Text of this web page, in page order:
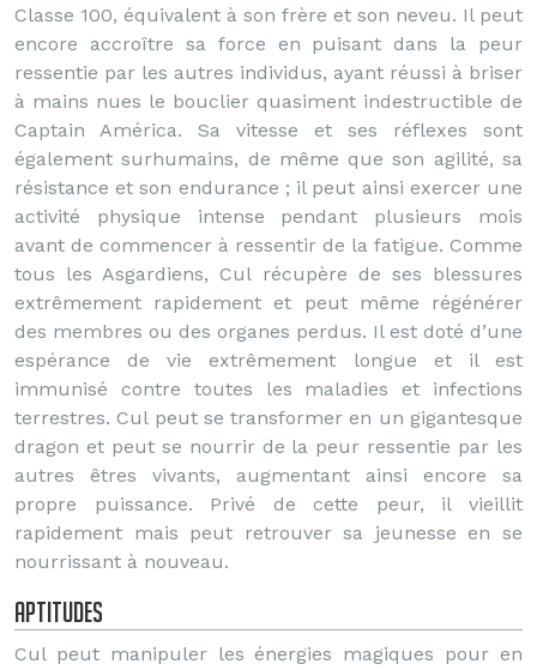
Classe 100, équivalent à son frère et son neveu. Il peut
encore accroître sa force en puisant dans la peur
ressentie par les autres individus, ayant réussi à briser
à mains nues le bouclier quasiment indestructible de
Captain América. Sa vitesse et ses réflexes sont
également surhumains, de même que son agilité, sa
résistance et son endurance ; il peut ainsi exercer une
activité physique intense pendant plusieurs mois
avant de commencer à ressentir de la fatigue. Comme
tous les Asgardiens, Cul récupère de ses blessures
extrêmement rapidement et peut même régénérer
des membres ou des organes perdus. Il est doté d’une
espérance de vie extrêmement longue et il est
immunisé contre toutes les maladies et infections
terrestres. Cul peut se transformer en un gigantesque
dragon et peut se nourrir de la peur ressentie par les
autres êtres vivants, augmentant ainsi encore sa
propre puissance. Privé de cette peur, il vieillit
rapidement mais peut retrouver sa jeunesse en se
nourrissant à nouveau.
Aptitudes
Cul peut manipuler les énergies magiques pour en